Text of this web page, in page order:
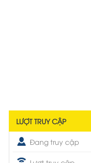
LƯỢT TRUY CẬP
Đang truy cập